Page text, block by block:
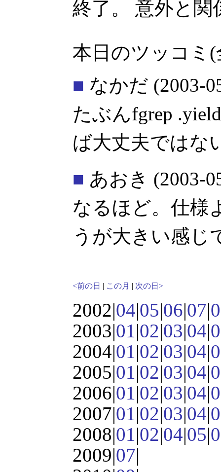
終了。 意外と
本日のツッコミ(
■ なかだ (2003-
たぶんfgrep
ば大丈夫ではな
■ あおき (2003-
なるほど。仕様
うが大きい感じ
<前の日 | この月 | 次の日>
2002|04|05|06|07|
2003|01|02|03|04|
2004|01|02|03|04|
2005|01|02|03|04|
2006|01|02|03|04|
2007|01|02|03|04|
2008|01|02|04|05|
2009|07|